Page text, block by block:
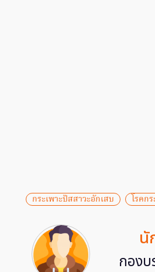
กระเพาะปัสสาวะอักเสบ โรคก
นั
กอง